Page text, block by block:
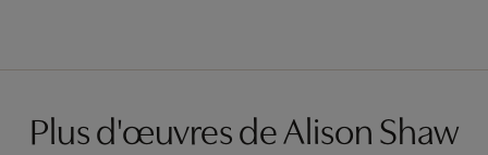
Plus d'œuvres de Alison Shaw